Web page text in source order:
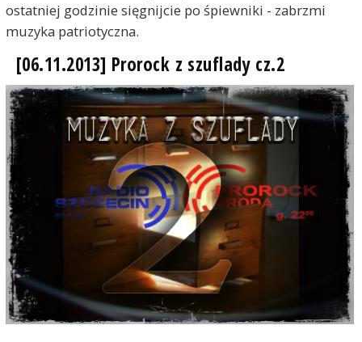
ostatniej godzinie sięgnijcie po śpiewniki - zabrzmi
muzyka patriotyczna.
[06.11.2013] Prorock z szuflady cz.2